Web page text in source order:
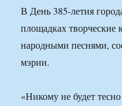
В День 385-летия
площадках творческие
народными песнями,
мэрии.
«Никому не будет